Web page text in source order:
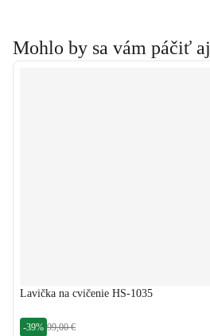
Mohlo by sa vám páčiť aj
Lavička na cvičenie HS-1035
-39% 99,00 €